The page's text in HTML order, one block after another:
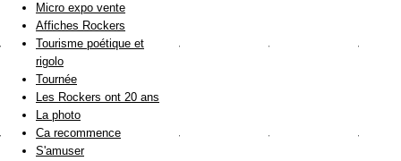
Micro expo vente
Affiches Rockers
Tourisme poétique et
rigolo
Tournée
Les Rockers ont 20 ans
La photo
Ca recommence
S'amuser